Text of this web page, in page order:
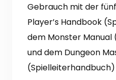
Gebrauch mit der
Player’s Handbook
dem Monster
und dem Dungeon